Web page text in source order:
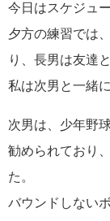
今日はスケジュ
夕方の練習では
り、長男は友達
私は次男と一緒
次男は、少年野
勧められており
た。
バウンドしない